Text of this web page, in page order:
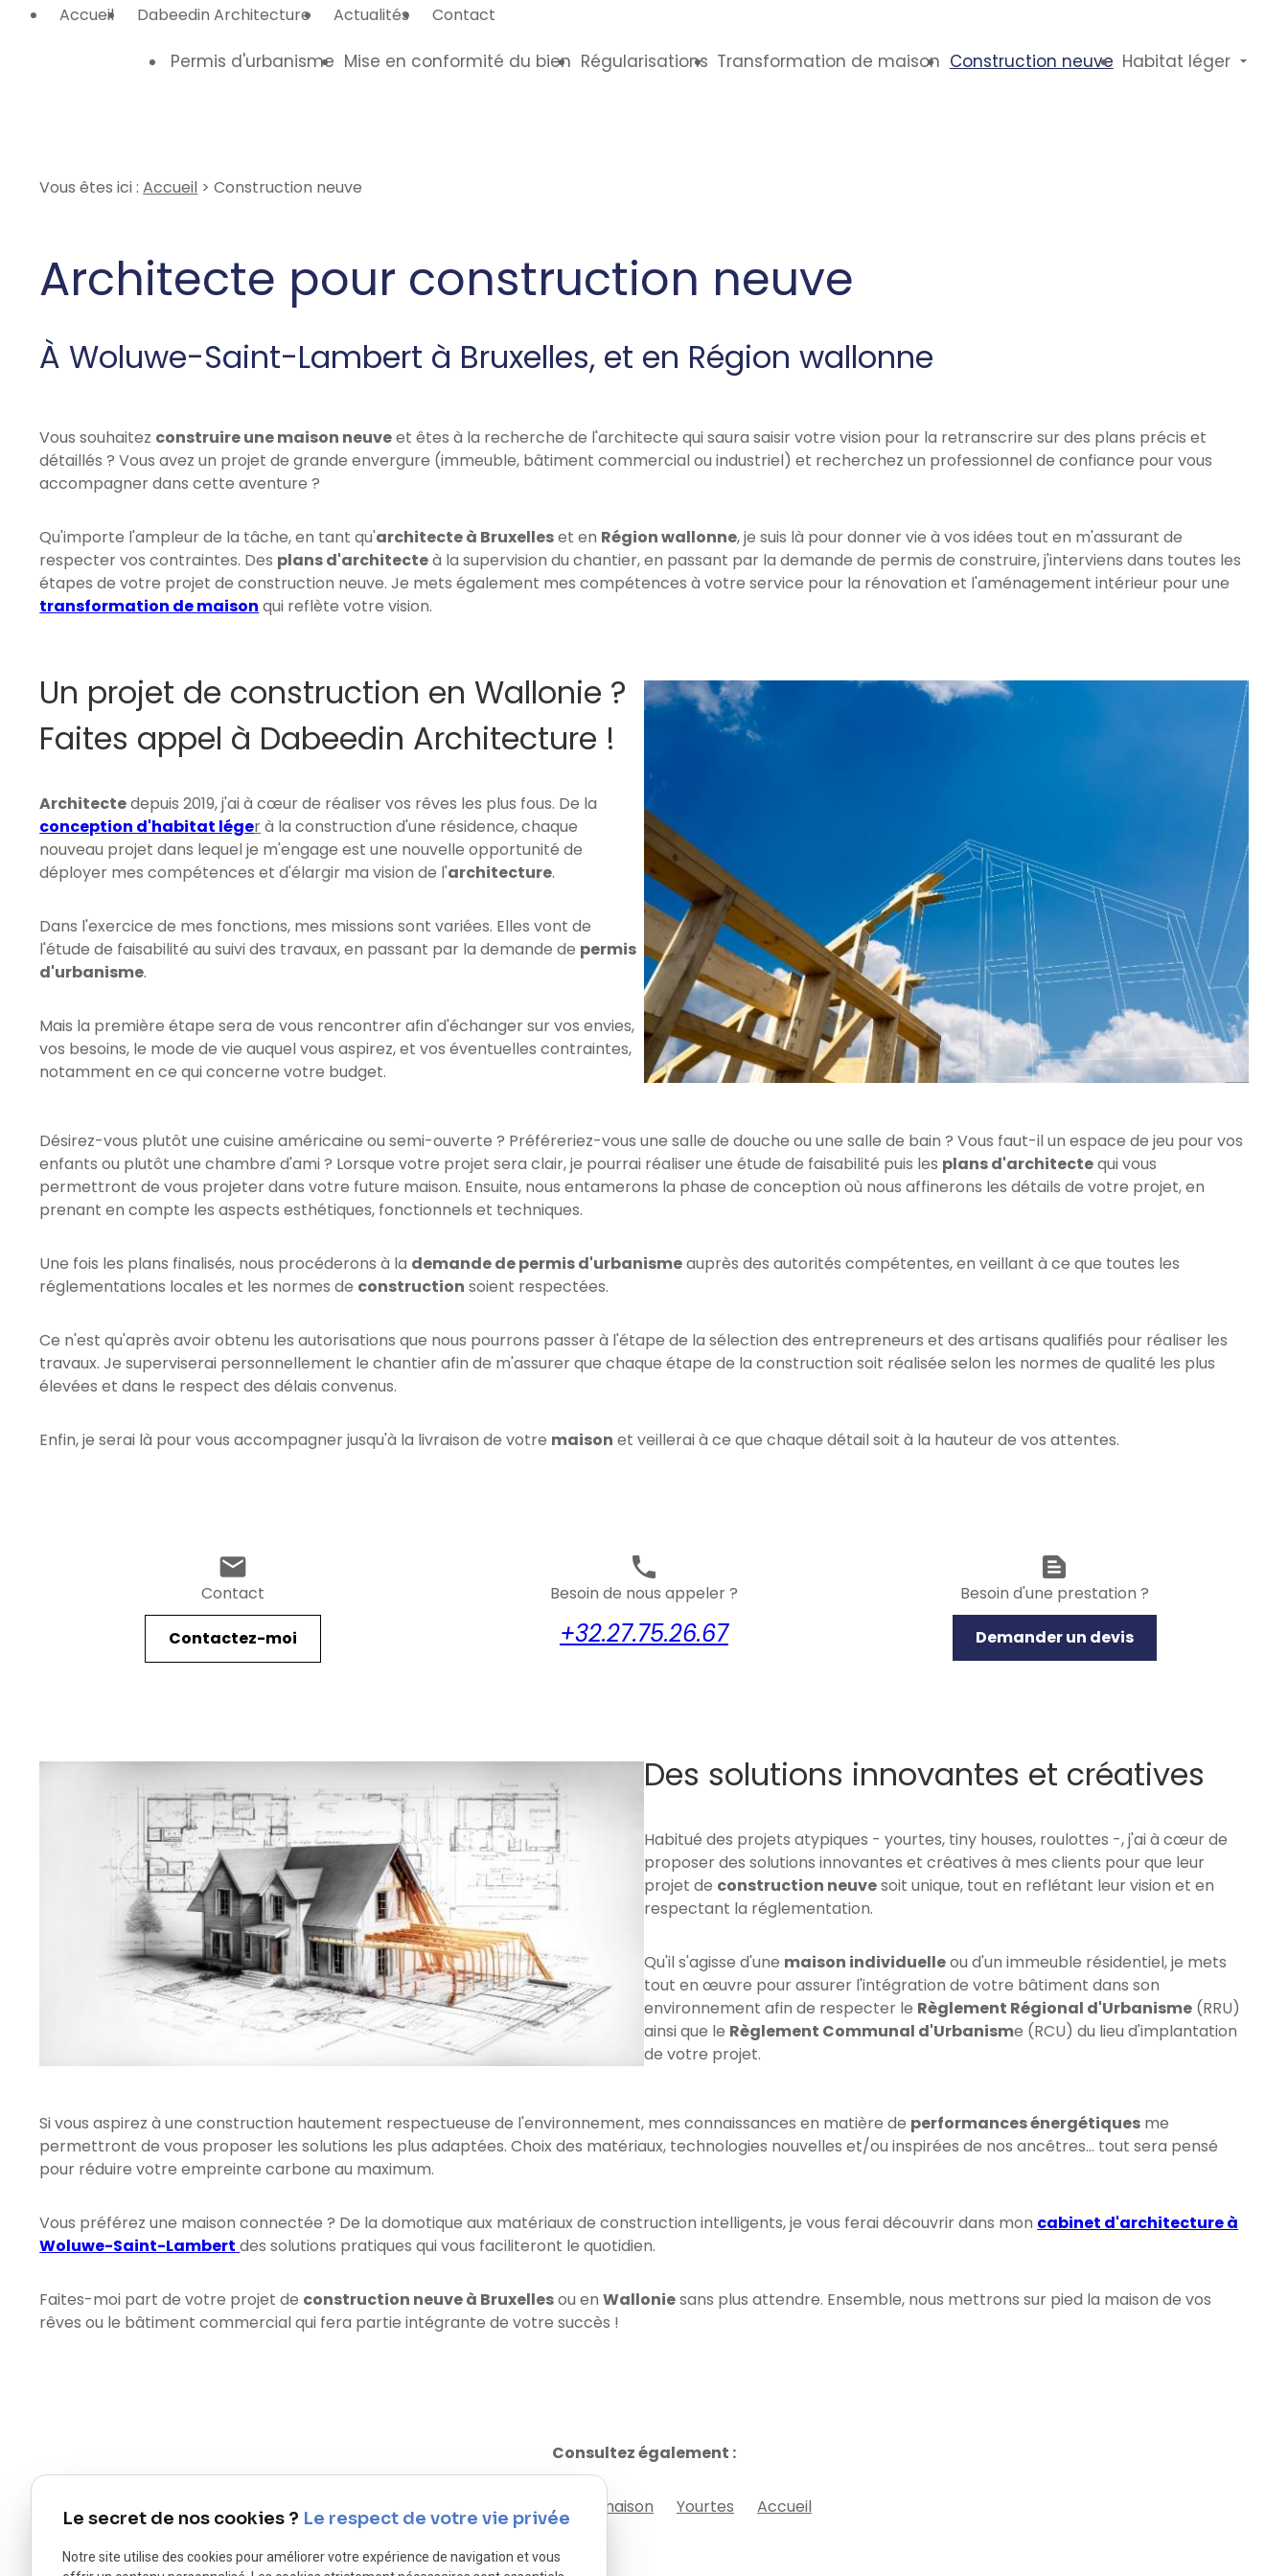
Accueil Dabeedin Architecture Actualités Contact
Permis d'urbanisme Mise en conformité du bien Régularisations Transformation de maison Construction neuve Habitat léger
Vous êtes ici : Accueil > Construction neuve
Architecte pour construction neuve
À Woluwe-Saint-Lambert à Bruxelles, et en Région wallonne
Vous souhaitez construire une maison neuveet êtes à la recherche de l'architecte qui saura saisir votre vision pour la retranscrire sur des plans précis et
détaillés ? Vous avez un projet de grande envergure (immeuble, bâtiment commercial ou industriel) et recherchez un professionnel de confiance pour vous
accompagner dans cette aventure ?
Qu'importe l'ampleur de la tâche, en tant qu'architecte à Bruxelleset en Région wallonne, je suis là pour donner vie à vos idées tout en m'assurant de
respecter vos contraintes. Des plans d'architecteà la supervision du chantier, en passant par la demande de permis de construire, j'interviens dans toutes les
étapes de votre projet de construction neuve. Je mets également mes compétences à votre service pour la rénovation et l'aménagement intérieur pour une
transformation de maison qui reflète votre vision.
Un projet de construction en Wallonie ?
Faites appel à Dabeedin Architecture !
Architectedepuis 2019, j'ai à cœur de réaliser vos rêves les plus fous. De la
conception d'habitat légerà la construction d'une résidence, chaque
nouveau projet dans lequel je m'engage est une nouvelle opportunité de
déployer mes compétences et d'élargir ma vision de l'architecture.
Dans l'exercice de mes fonctions, mes missions sont variées. Elles vont de
l'étude de faisabilité au suivi des travaux, en passant par la demande de permis
d'urbanisme.
Mais la première étape sera de vous rencontrer afin d'échanger sur vos envies,
vos besoins, le mode de vie auquel vous aspirez, et vos éventuelles contraintes,
notamment en ce qui concerne votre budget.
Désirez-vous plutôt une cuisine américaine ou semi-ouverte ? Préféreriez-vous une salle de douche ou une salle de bain ? Vous faut-il un espace de jeu pour vos
enfants ou plutôt une chambre d'ami ? Lorsque votre projet sera clair, je pourrai réaliser une étude de faisabilité puis les plans d'architectequi vous
permettront de vous projeter dans votre future maison. Ensuite, nous entamerons la phase de conception où nous affinerons les détails de votre projet, en
prenant en compte les aspects esthétiques, fonctionnels et techniques.
Une fois les plans finalisés, nous procéderons à la demande de permis d'urbanismeauprès des autorités compétentes, en veillant à ce que toutes les
réglementations locales et les normes de construction soient respectées.
Ce n'est qu'après avoir obtenu les autorisations que nous pourrons passer à l'étape de la sélection des entrepreneurs et des artisans qualifiés pour réaliser les
travaux. Je superviserai personnellement le chantier afin de m'assurer que chaque étape de la construction soit réalisée selon les normes de qualité les plus
élevées et dans le respect des délais convenus.
Enfin, je serai là pour vous accompagner jusqu'à la livraison de votre maison et veillerai à ce que chaque détail soit à la hauteur de vos attentes.
mail
Contact
Contactez-moi
phone
Besoin de nous appeler ?
+32.27.75.26.67
text_snippet
Besoin d'une prestation ?
Demander un devis
Des solutions innovantes et créatives
Habitué des projets atypiques - yourtes, tiny houses, roulottes -, j'ai à cœur de
proposer des solutions innovantes et créatives à mes clients pour que leur
projet de construction neuvesoit unique, tout en reflétant leur vision et en
respectant la réglementation.
Qu'il s'agisse d'une maison individuelleou d'un immeuble résidentiel, je mets
tout en œuvre pour assurer l'intégration de votre bâtiment dans son
environnement afin de respecter le Règlement Régional d'Urbanisme (RRU)
ainsi que le Règlement Communal d'Urbanisme (RCU) du lieu d'implantation
de votre projet.
Si vous aspirez à une construction hautement respectueuse de l'environnement, mes connaissances en matière de performances énergétiques me
permettront de vous proposer les solutions les plus adaptées. Choix des matériaux, technologies nouvelles et/ou inspirées de nos ancêtres... tout sera pensé
pour réduire votre empreinte carbone au maximum.
Vous préférez une maison connectée ? De la domotique aux matériaux de construction intelligents, je vous ferai découvrir dans mon cabinet d'architecture à
Woluwe-Saint-Lambert des solutions pratiques qui vous faciliteront le quotidien.
Faites-moi part de votre projet de construction neuve à Bruxellesou enWalloniesans plus attendre. Ensemble, nous mettrons sur pied la maison de vos
rêves ou le bâtiment commercial qui fera partie intégrante de votre succès !
Consultez également :
Transformation de maison Yourtes Accueil
Panneau de gestion des cookies
Le secret de nos cookies ? Le respect de votre vie privée
Notre site utilise des cookies pour améliorer votre expérience de navigation et vous